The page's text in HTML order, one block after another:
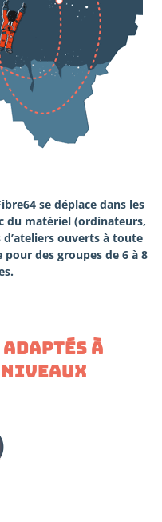
se déplace dans les
du matériel (ordinateurs,
ouverts à toute
des groupes de 6 à 8
À